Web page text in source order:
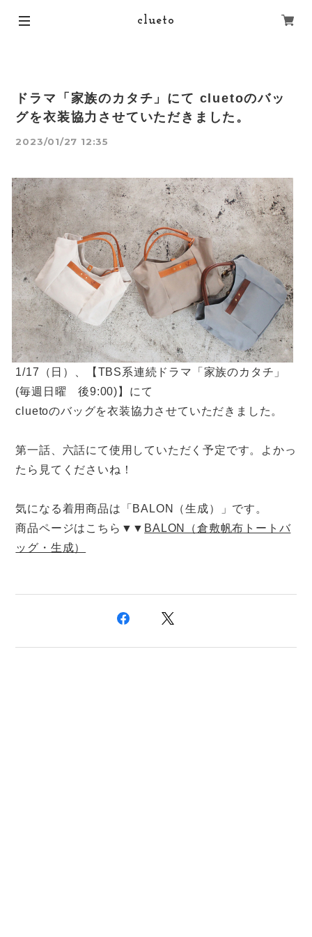
clueto
ドラマ「家族のカタチ」にて cluetoのバッ
グを衣装協力させていただきました。
2023/01/27 12:35
1/17（日）、【TBS系連続ドラマ「家族のカタチ」
(毎週日曜 後9:00)】にて
cluetoのバッグを衣装協力させていただきました。
第一話、六話にて使用していただく予定です。よかっ
たら見てくださいね！
気になる着用商品は「BALON（生成）」です。
商品ページはこちら▼▼ BALON（倉敷帆布トートバ
ッグ・生成）